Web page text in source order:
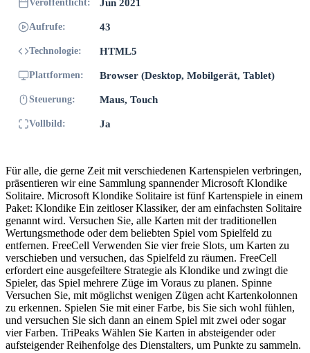
Veröffentlicht: Jun 2021
Aufrufe: 43
Technologie: HTML5
Plattformen: Browser (Desktop, Mobilgerät, Tablet)
Steuerung: Maus, Touch
Vollbild: Ja
Für alle, die gerne Zeit mit verschiedenen Kartenspielen verbringen,
präsentieren wir eine Sammlung spannender Microsoft Klondike
Solitaire. Microsoft Klondike Solitaire ist fünf Kartenspiele in einem
Paket: Klondike Ein zeitloser Klassiker, der am einfachsten Solitaire
genannt wird. Versuchen Sie, alle Karten mit der traditionellen
Wertungsmethode oder dem beliebten Spiel vom Spielfeld zu
entfernen. FreeCell Verwenden Sie vier freie Slots, um Karten zu
verschieben und versuchen, das Spielfeld zu räumen. FreeCell
erfordert eine ausgefeiltere Strategie als Klondike und zwingt die
Spieler, das Spiel mehrere Züge im Voraus zu planen. Spinne
Versuchen Sie, mit möglichst wenigen Zügen acht Kartenkolonnen
zu erkennen. Spielen Sie mit einer Farbe, bis Sie sich wohl fühlen,
und versuchen Sie sich dann an einem Spiel mit zwei oder sogar
vier Farben. TriPeaks Wählen Sie Karten in absteigender oder
aufsteigender Reihenfolge des Dienstalters, um Punkte zu sammeln.